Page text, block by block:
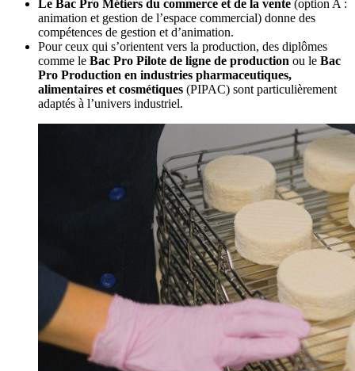
Le Bac Pro Métiers du commerce et de la vente (option A :
animation et gestion de l’espace commercial) donne des
compétences de gestion et d’animation.
Pour ceux qui s’orientent vers la production, des diplômes
comme le Bac Pro Pilote de ligne de production ou le Bac
Pro Production en industries pharmaceutiques,
alimentaires et cosmétiques (PIPAC) sont particulièrement
adaptés à l’univers industriel.